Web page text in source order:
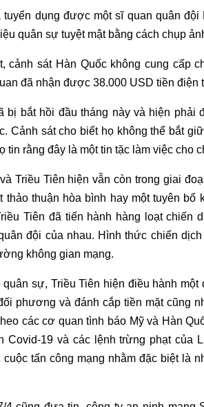
dụng được một sĩ quan quân
quân sự tuyệt mật bằng cách chụp
cảnh sát Hàn Quốc không cung cấp
đã nhận được 38.000 USD tiền điện
bị bắt hồi đầu tháng này và hiện phải
Cảnh sát cho biết họ không thể bắt
rằng đây là một tin tặc làm việc cho
Triều Tiên hiện vẫn còn trong giai
thảo thuận hòa bình hay một tuyên bố
Tiên đã tiến hành hàng loạt chiến
đội của nhau. Hình thức chiến
không gian mạng.
sự, Triều Tiên hiện điều hành
phương và đánh cắp tiền mặt cũng
các cơ quan tình báo Mỹ và Hàn
Covid-19 và các lệnh trừng phạt của
cuộc tấn công mạng nhằm đặc biệt là